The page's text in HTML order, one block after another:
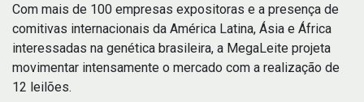
Com mais de 100 empresas expositoras e a presença de
comitivas internacionais da América Latina, Ásia e África
interessadas na genética brasileira, a MegaLeite projeta
movimentar intensamente o mercado com a realização de
12 leilões.